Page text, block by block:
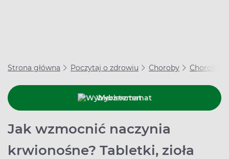
Strona główna Poczytaj o zdrowiu Choroby Choroby
Wybierz temat
Jak wzmocnić naczynia
krwionośne? Tabletki, zioła